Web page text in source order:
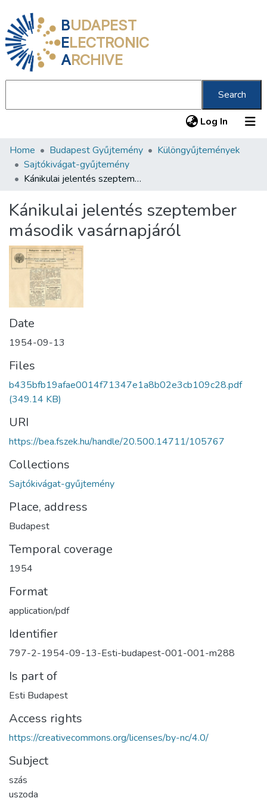
BUDAPEST
ELECTRONIC
ARCHIVE
Search
Log In (current)
Communities & Collections
All of DSpace
About us
Home Budapest Gyűjtemény
Különgyűjtemények
Sajtókivágat-gyűjtemény
Kánikulai jelentés szeptember második vasárnapjáról
Kánikulai jelentés szeptember
második vasárnapjáról
Date
1954-09-13
Files
b435bfb19afae0014f71347e1a8b02e3cb109c28.pdf
(349.14 KB)
URI
https://bea.fszek.hu/handle/20.500.14711/105767
Collections
Sajtókivágat-gyűjtemény
Place, address
Budapest
Temporal coverage
1954
Format
application/pdf
Identifier
797-2-1954-09-13-Esti-budapest-001-001-m288
Is part of
Esti Budapest
Access rights
https://creativecommons.org/licenses/by-nc/4.0/
Subject
szás
uszoda